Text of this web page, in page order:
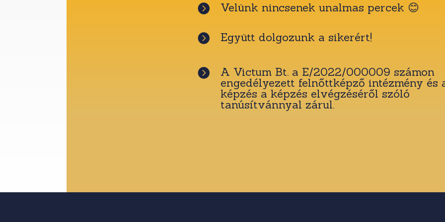
 Velünk nincsenek unalmas percek 😊
 Együtt dolgozunk a sikerért!
 A Victum Bt. a E/2022/000009 számon
engedélyezett felnőttképző intézmény és
képzés a képzés elvégzéséről szóló
tanúsítvánnyal zárul.